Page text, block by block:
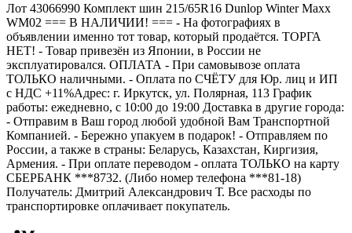
Лот 43066990 Комплект шин 215/65R16 Dunlop Winter Maxx
WM02 === B НАЛИЧИИ! === - На фотографиях в
объявлении именно тот товар, который продаётся. ТОРГА
НЕТ! - Товар привезён из Японии, в России не
эксплуатировался. ОПЛАТА - При самовывозе оплата
ТОЛЬКО наличными. - Оплата по СЧЁТУ для Юр. лиц и ИП
с НДС +11%Адрес: г. Иркутск, ул. Полярная, 113 График
работы: ежедневно, с 10:00 до 19:00 Доставка в другие города:
- Отправим в Ваш город любой удобной Вам Транспортной
Компанией. - Бережно упакуем в подарок! - Отправляем по
России, а также в страны: Беларусь, Казахстан, Киргизия,
Армения. - При оплате переводом - оплата ТОЛЬКО на карту
СБЕРБАНК ***8732. (Либо номер телефона ***81-18)
Получатель: Дмитрий Александрович Т. Все расходы по
транспортировке оплачивает покупатель.